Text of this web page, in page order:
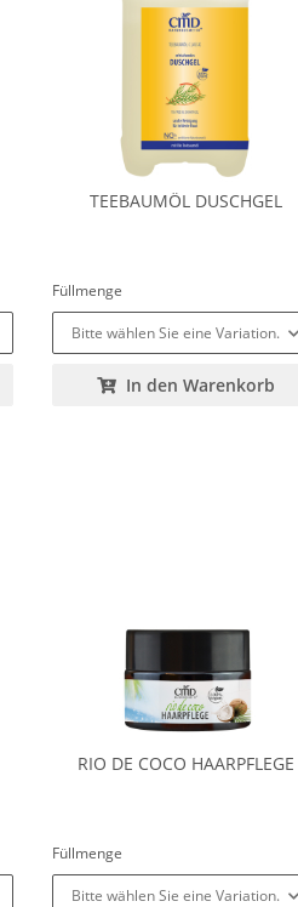
TEEBAUMÖL DUSCHGEL
Füllmenge
Bitte wählen Sie eine Variation.
In den Warenkorb
RIO DE COCO HAARPFLEGE
Füllmenge
Bitte wählen Sie eine Variation.